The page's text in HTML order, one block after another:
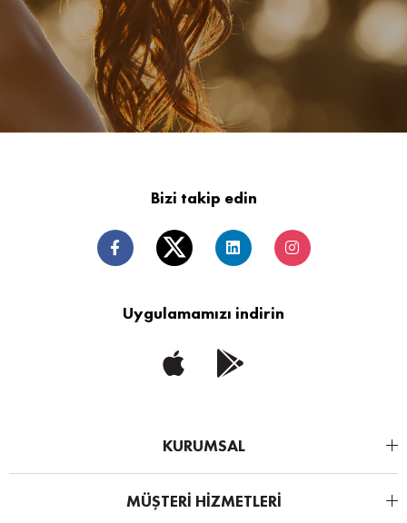
Bizi takip edin
Uygulamamızı indirin
KURUMSAL
MÜŞTERİ HİZMETLERİ